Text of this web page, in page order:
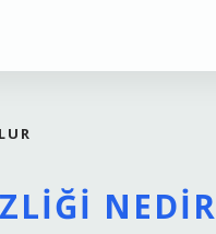
NEDIR